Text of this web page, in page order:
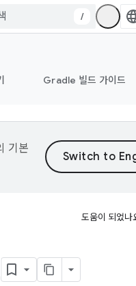
/
Gradle 빌드 가이드
기본
도움이 되었나